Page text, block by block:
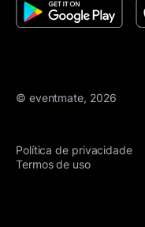
© eventmate, 2026
Política de privacidade
Termos de uso